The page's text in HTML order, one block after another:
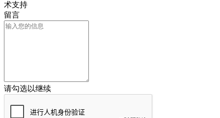
术支持
留言
请勾选以继续